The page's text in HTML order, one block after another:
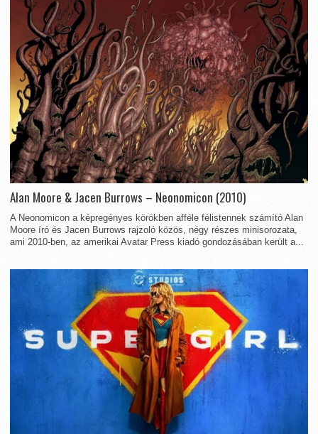
Alan Moore & Jacen Burrows – Neonomicon (2010)
A Neonomicon a képregényes körökben afféle félistennek számító Alan
Moore író és Jacen Burrows rajzoló közös, négy részes minisorozata,
ami 2010-ben, az amerikai Avatar Press kiadó gondozásában került a...